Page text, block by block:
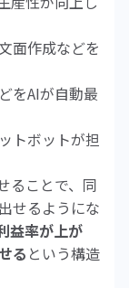
面作成などを
をAIが自動最
トボットが担
ることで、同
せるようにな
益率が上が
る という構造